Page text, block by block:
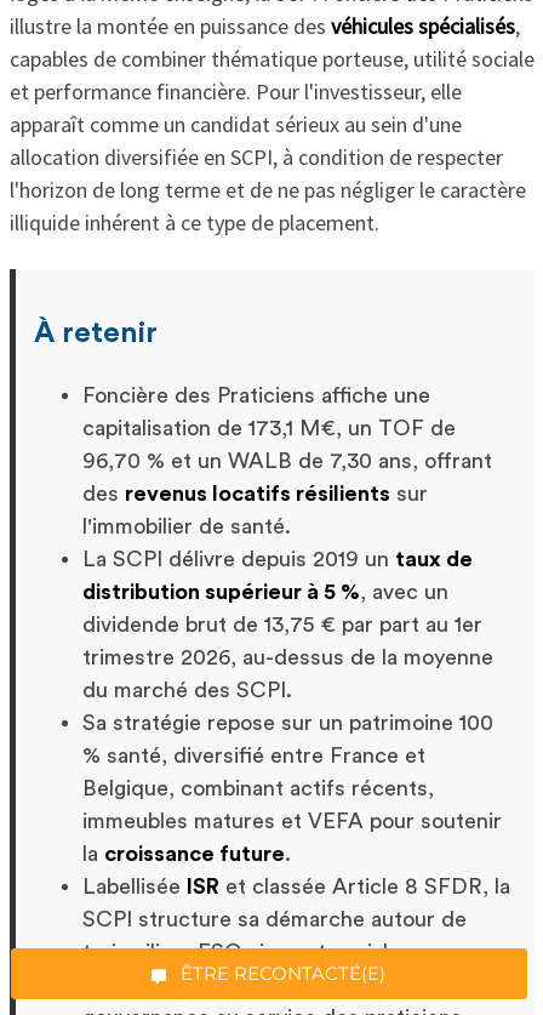
*Champs obligatoires
“Excellent”, 165 avis
ÊTRE RECONTACTÉ(E)
illustre la montée en puissance des véhicules spécialisés,
capables de combiner thématique porteuse, utilité sociale
et performance financière. Pour l'investisseur, elle
apparaît comme un candidat sérieux au sein d'une
allocation diversifiée en SCPI, à condition de respecter
l'horizon de long terme et de ne pas négliger le caractère
illiquide inhérent à ce type de placement.
À retenir
Foncière des Praticiens affiche une
capitalisation de 173,1 M€, un TOF de
96,70 % et un WALB de 7,30 ans, offrant
des revenus locatifs résilients sur
l'immobilier de santé.
La SCPI délivre depuis 2019 un taux de
distribution supérieur à 5 %, avec un
dividende brut de 13,75 € par part au 1er
trimestre 2026, au-dessus de la moyenne
du marché des SCPI.
Sa stratégie repose sur un patrimoine 100
% santé, diversifié entre France et
Belgique, combinant actifs récents,
immeubles matures et VEFA pour soutenir
la croissance future.
Labellisée
ISR et classée Article 8 SFDR, la
SCPI structure sa démarche autour de
trois piliers ESG : impact social,
performance environnementale et